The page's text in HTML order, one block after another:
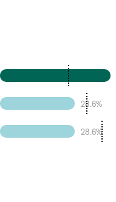
28.6%
28.6%